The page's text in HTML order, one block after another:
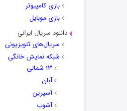
بازی کامپیوتر
بازی موبایل
دانلود سریال ایرانی
سریال‌های تلویزیونی
شبکه نمایش خانگی
۱۳ شمالی
آبان
آسپرین
آشوب